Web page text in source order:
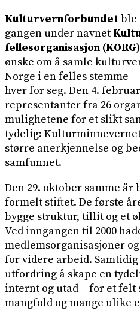
Kulturvernforbundetble
gangen under navnet
fellesorganisasjon (KORG)
ønske om å samle
Norge i en felles stemme
hver for seg. Den 4.
representanter fra 26
mulighetene for et slikt
tydelig:
større anerkjennelse og
samfunnet.
Den 29. oktober samme år
formelt stiftet. De første
bygge struktur, tillit og et
Ved inngangen til 2000
medlemsorganisasjoner
for videre arbeid.
utfordring å skape en
internt og utad – for et felt
mangfold og mange ulike